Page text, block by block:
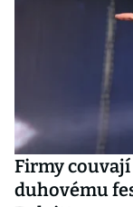
Firmy couvají
duhovému